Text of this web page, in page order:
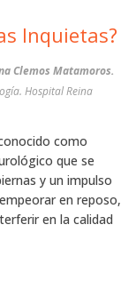
Inquietas?
Clemos Matamoros.
Reina
como
que se
y un impulso
en reposo,
en la calidad